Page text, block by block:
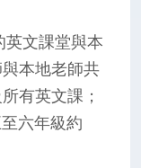
文課堂與本
本地老師共
有英文課；
六年級約